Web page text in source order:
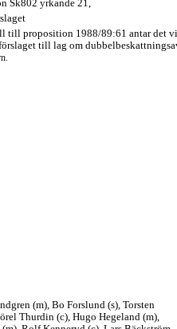
Sk802 yrkande 21,
till proposition 1988/89:61 antar det
till lag om
(m), Bo Forslund (s), Torsten
Thurdin (c), Hugo Hegeland (m),